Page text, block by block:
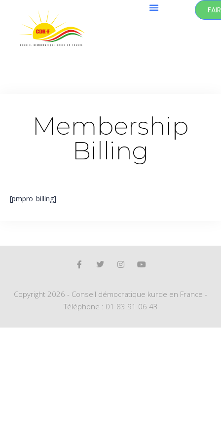
Membership
Billing
[pmpro_billing]
Copyright 2026 - Conseil démocratique kurde en France -
Téléphone : 01 83 91 06 43